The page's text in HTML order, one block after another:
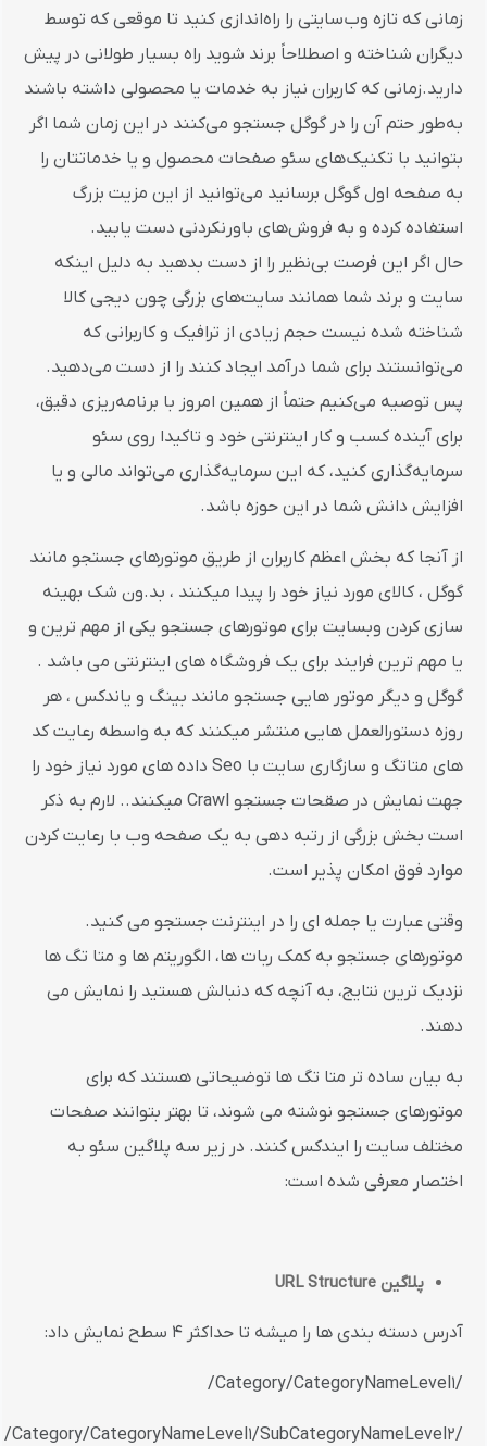
زمانی که تازه وب‌سایتی را راه‌اندازی کنید تا موقعی که توسط
دیگران شناخته و اصطلاحاً برند شوید راه بسیار طولانی در پیش
دارید.زمانی که کاربران نیاز به خدمات یا محصولی داشته باشند
به‌طور حتم آن را در گوگل جستجو می‌کنند در این زمان شما اگر
بتوانید با تکنیک‌های سئو صفحات محصول و یا خدماتتان را
به صفحه اول گوگل برسانید می‌توانید از این مزیت بزرگ
استفاده کرده و به فروش‌های باورنکردنی دست یابید.
حال اگر این فرصت بی‌نظیر را از دست بدهید به دلیل اینکه
سایت و برند شما همانند سایت‌های بزرگی چون دیجی کالا
شناخته شده نیست حجم زیادی از ترافیک و کاربرانی که
می‌توانستند برای شما درآمد ایجاد کنند را از دست می‌دهید.
پس توصیه می‌کنیم حتماً از همین امروز با برنامه‌ریزی دقیق،
برای آینده کسب و کار اینترنتی خود و تاکیدا روی سئو
سرمایه‌گذاری کنید، که این سرمایه‌گذاری می‌تواند مالی و یا
افزایش دانش شما در این حوزه باشد.
از آنجا که بخش اعظم کاربران از طریق موتورهای جستجو مانند
گوگل ، کالای مورد نیاز خود را پیدا میکنند ، بد.ون شک بهینه
سازی کردن وبسایت برای موتورهای جستجو یکی از مهم ترین و
یا مهم ترین فرایند برای یک فروشگاه های اینترنتی می باشد .
گوگل و دیگر موتور هایی جستجو مانند بینگ و یاندکس ، هر
روزه دستورالعمل هایی منتشر میکنند که به واسطه رعایت کد
های متاتگ و سازگاری سایت با Seo داده های مورد نیاز خود را
جهت نمایش در صقحات جستجو Crawl میکنند.. لارم به ذکر
است بخش بزرگی از رتبه دهی به یک صفحه وب با رعایت کردن
موارد فوق امکان پذیر است.
وقتی عبارت یا جمله ای را در اینترنت جستجو می کنید.
موتورهای جستجو به کمک ربات ها، الگوریتم ها و متا تگ ها
نزدیک ترین نتایج، به آنچه که دنبالش هستید را نمایش می
دهند.
به بیان ساده تر متا تگ ها توضیحاتی هستند که برای
موتورهای جستجو نوشته می شوند، تا بهتر بتوانند صفحات
مختلف سایت را ایندکس کنند. در زیر سه پلاگین سئو به
اختصار معرفی شده است:
پلاگین URL Structure
آدرس دسته بندی ها را میشه تا حداکثر 4 سطح نمایش داد:
/Category/CategoryNameLevel1/
/Category/CategoryNameLevel1/SubCategoryNameLevel2/